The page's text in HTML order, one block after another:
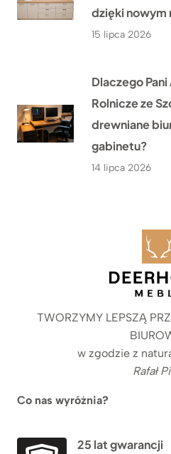
dzięki nowym
15 lipca 2026
Dlaczego
Rolnicze ze
drewniane
gabinetu?
14 lipca 2026
TWORZYMY LEPSZĄ
w zgodzie z
Rafał
Co nas wyróżnia?
25 lat gwarancji